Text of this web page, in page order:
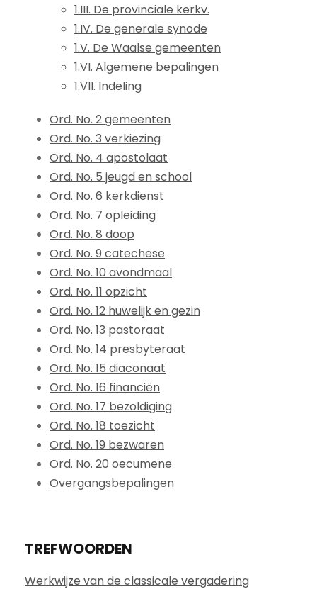
1.III. De provinciale kerkv.
1.IV. De generale synode
1.V. De Waalse gemeenten
1.VI. Algemene bepalingen
1.VII. Indeling
Ord. No. 2 gemeenten
Ord. No. 3 verkiezing
Ord. No. 4 apostolaat
Ord. No. 5 jeugd en school
Ord. No. 6 kerkdienst
Ord. No. 7 opleiding
Ord. No. 8 doop
Ord. No. 9 catechese
Ord. No. 10 avondmaal
Ord. No. 11 opzicht
Ord. No. 12 huwelijk en gezin
Ord. No. 13 pastoraat
Ord. No. 14 presbyteraat
Ord. No. 15 diaconaat
Ord. No. 16 financiën
Ord. No. 17 bezoldiging
Ord. No. 18 toezicht
Ord. No. 19 bezwaren
Ord. No. 20 oecumene
Overgangsbepalingen
TREFWOORDEN
Werkwijze van de classicale vergadering